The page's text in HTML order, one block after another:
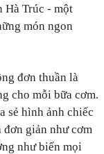
Hà Trúc - một
món ngon
đơn thuần là
cho mỗi bữa cơm.
sẻ hình ảnh chiếc
đơn giản như cơm
như biến mọi